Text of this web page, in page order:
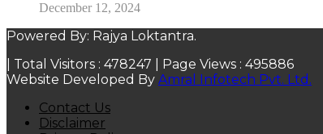
December 12, 2024
Powered By: Rajya Loktantra.
| Total Visitors : 478247 | Page Views : 495886
Website Developed By Amral Infotech Pvt. Ltd.
Contact Us
Disclaimer